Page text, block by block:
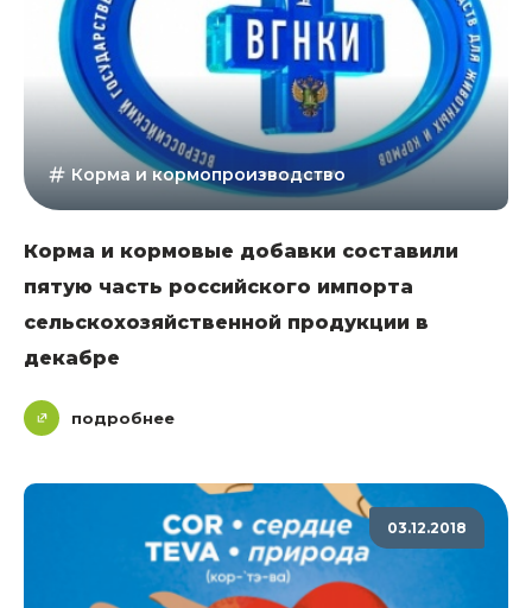
Корма и кормопроизводство
Корма и кормовые добавки составили
пятую часть российского импорта
сельскохозяйственной продукции в
декабре
подробнее
03.12.2018